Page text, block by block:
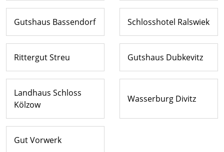
Gutshaus Bassendorf Schlosshotel Ralswiek
Rittergut Streu Gutshaus Dubkevitz
Landhaus Schloss
Kölzow
Wasserburg Divitz
Gut Vorwerk